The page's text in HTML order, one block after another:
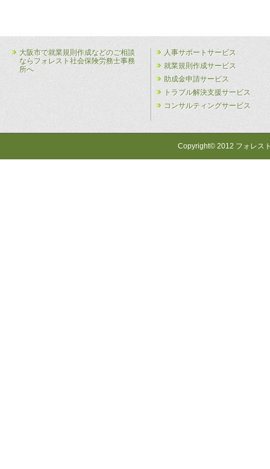
大阪市で就業規則作成などのご相談
ならフォレスト社会保険労務士事務
所へ
人事サポートサービス
就業規則作成サービス
助成金申請サービス
トラブル解決支援サービス
コンサルティングサービス
Copyright© 2012 フォレス